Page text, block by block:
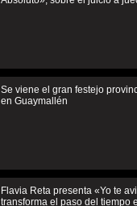
Se viene el gran festejo
en Guaymallén
Flavia Reta presenta «Yo te
transforma el paso del tiempo